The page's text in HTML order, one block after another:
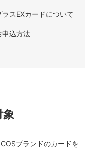
ラスEXカードについて
申込方法
象
ブランドのカードを